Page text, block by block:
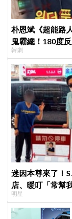
朴恩斌《超能路
鬼霸總！180度
韓劇
迷因本尊來了！
店、暖叮「常幫
子不能脫粉了
明星